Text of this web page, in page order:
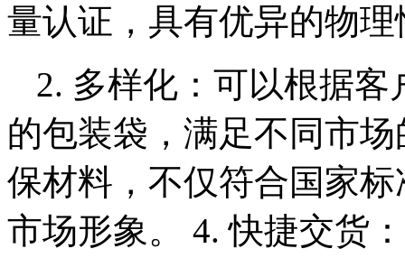
量认证，具有优异的物
2. 多样化：可以根据
的包装袋，满足不同市
保材料，不仅符合国家
市场形象。 4. 快捷交货